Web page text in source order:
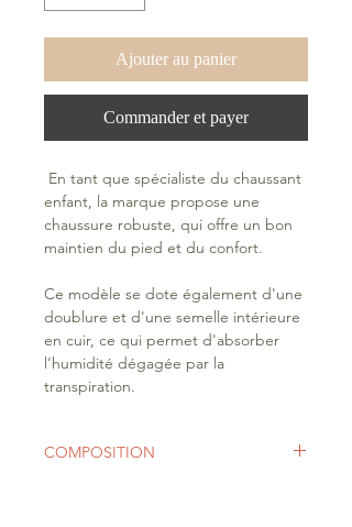
Ajouter au panier
Commander et payer
En tant que spécialiste du chaussant
enfant, la marque propose une
chaussure robuste, qui offre un bon
maintien du pied et du confort.
Ce modèle se dote également d'une
doublure et d'une semelle intérieure
en cuir, ce qui permet d'absorber
l’humidité dégagée par la
transpiration.
COMPOSITION